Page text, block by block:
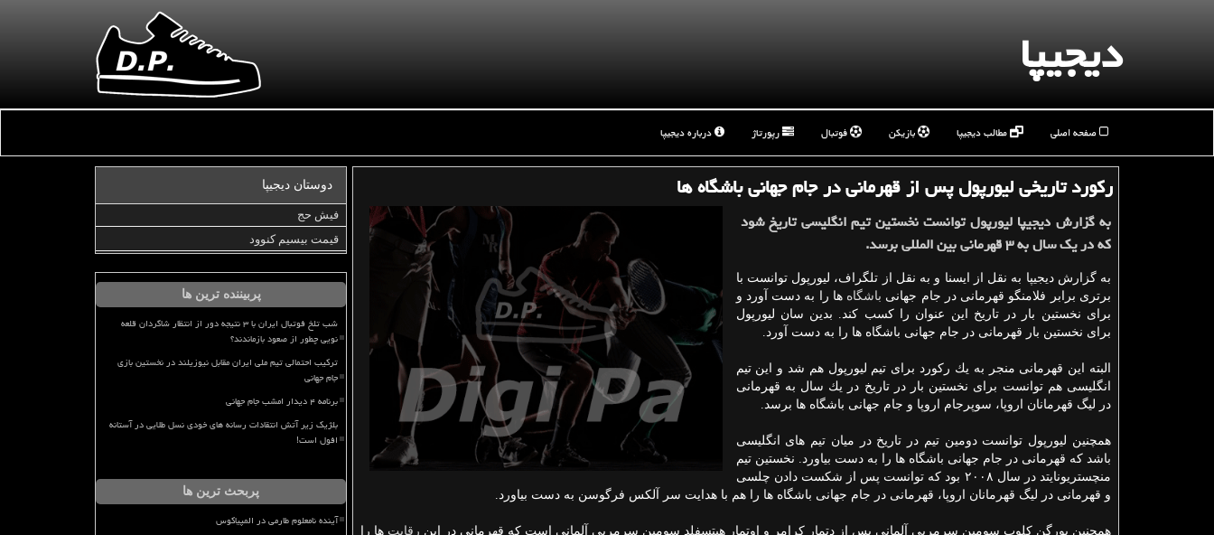
دیجیپا
صفحه اصلی مطالب دیجیپا بازیکن فوتبال رپورتاژ درباره دیجیپا
ركورد تاریخی لیورپول پس از قهرمانی در جام جهانی باشگاه ها
به گزارش دیجیپا لیورپول توانست نخستین تیم انگلیسی تاریخ شود
كه در یك سال به ۳ قهرمانی بین المللی برسد.
به گزارش دیجیپا به نقل از ایسنا و به نقل از تلگراف، لیورپول توانست با
برتری برابر فلامنگو قهرمانی در جام جهانی باشگاه ها را به دست آورد و
برای نخستین بار در تاریخ این عنوان را كسب كند. بدین سان لیورپول
برای نخستین بار قهرمانی در جام جهانی باشگاه ها را به دست آورد.
البته این قهرمانی منجر به یك ركورد برای تیم لیورپول هم شد و این تیم
انگلیسی هم توانست برای نخستین بار در تاریخ در یك سال به قهرمانی
در لیگ قهرمانان اروپا، سوپرجام اروپا و جام جهانی باشگاه ها برسد.
همچنین لیورپول توانست دومین تیم در تاریخ در میان تیم های انگلیسی
باشد كه قهرمانی در جام جهانی باشگاه ها را به دست بیاورد. نخستین تیم
منچستریونایتد در سال ۲۰۰۸ بود كه توانست پس از شكست دادن چلسی
و قهرمانی در لیگ قهرمانان اروپا، قهرمانی در جام جهانی باشگاه ها را هم با هدایت سر آلكس فرگوسن به دست بیاورد.
همچنین یورگن كلوپ سومین سرمربی آلمانی پس از دتمار كرامر و اوتمار هیتسفلد سومین سرمربی آلمانی است كه قهرمانی در این رقابت ها را
دوستان دیجیپا
فیش حج
قیمت بیسیم کنوود
پربیننده ترین ها
شب تلخ فوتبال ایران با ۳ نتیجه دور از انتظار شاگردان قلعه
نویی چطور از صعود بازماندند؟
ترکیب احتمالی تیم ملی ایران مقابل نیوزیلند در نخستین بازی
جام جهانی
برنامه ۴ دیدار امشب جام جهانی
بلژیک زیر آتش انتقادات رسانه های خودی نسل طلایی در آستانه
افول است!
پربحث ترین ها
آینده نامعلوم طارمی در المپیاکوس